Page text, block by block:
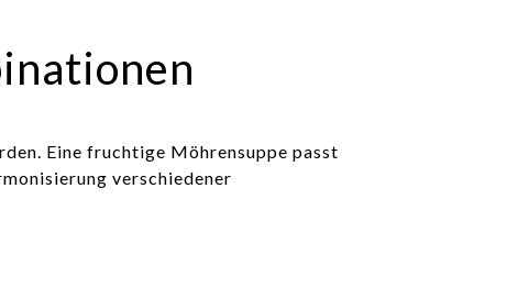
Eine fruchtige Möhrensuppe passt
verschiedener